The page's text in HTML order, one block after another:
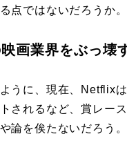
点ではないだろうか。
映画業界をぶっ壊
うに、現在、Netflix
されるなど、賞レー
論を俟たないだろう。